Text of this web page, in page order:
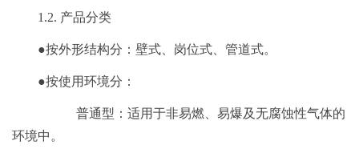
1.2. 产品分类
●按外形结构分：壁式、岗位式、管道式。
●按使用环境分：
普通型：适用于非易燃、易爆及无腐蚀性气体的
环境中。